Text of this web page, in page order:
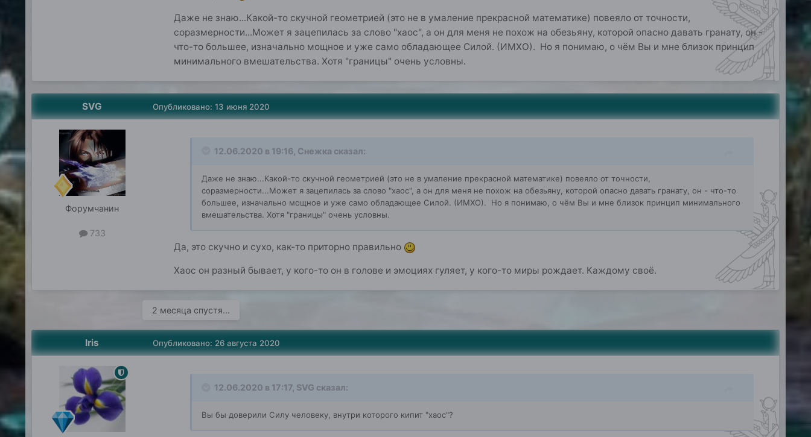
Даже не знаю...Какой-то скучной геометрией (это не в умаление прекрасной математике) повеяло от точности,
соразмерности...Может я зацепилась за слово "хаос", а он для меня не похож на обезьяну, которой опасно давать гранату, он -
что-то большее, изначально мощное и уже само обладающее Силой. (ИМХО). Но я понимаю, о чём Вы и мне близок принцип
минимального вмешательства. Хотя "границы" очень условны.
SVG
Форумчанин
733
Опубликовано: 13 июня 2020
12.06.2020 в 19:16, Снежка сказал:
Даже не знаю...Какой-то скучной геометрией (это не в умаление прекрасной математике) повеяло от точности,
соразмерности...Может я зацепилась за слово "хаос", а он для меня не похож на обезьяну, которой опасно давать гранату, он - что-то
большее, изначально мощное и уже само обладающее Силой. (ИМХО).
Но я понимаю, о чём Вы и мне близок принцип минимального
вмешательства. Хотя "границы" очень условны.
Да, это скучно и сухо, как-то приторно правильно
Хаос он разный бывает, у кого-то он в голове и эмоциях гуляет, у кого-то миры рождает. Каждому своё.
2 месяца спустя...
Iris Опубликовано: 26 августа 2020
12.06.2020 в 17:17, SVG сказал:
Вы бы доверили Силу человеку, внутри которого кипит "хаос"?